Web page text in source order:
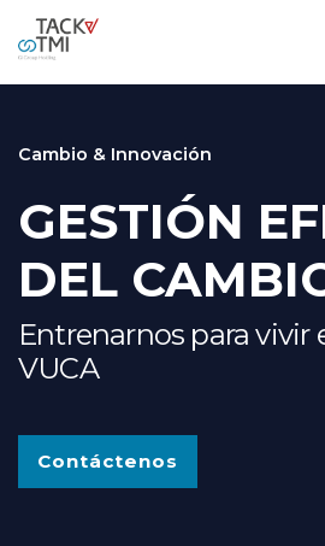
Cambio & Innovación
GESTIÓN
DEL
Entrenarnos para vivir
VUCA
Contáctenos